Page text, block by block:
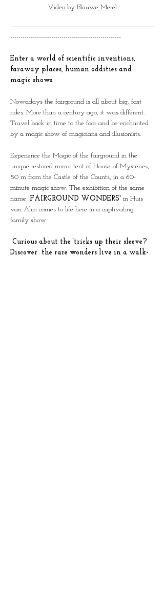
Video by Blauwe Merel
----------------------------------------------------------------------
------------------------------------------------------
Enter a world of scientific inventions,
faraway places, human oddities and
magic shows.
Nowadays the fairground is all about big, fast
rides. More than a century ago, it was different.
Travel back in time to the foor and be enchanted
by a magic show of magicians and illusionists.
Experience the Magic of the fairground in the
unique restored mirror tent of House of Mysteries,
50 m from the Castle of the Counts, in a 60-
minute magic show. The exhibition of the same
name 'FAIRGROUND WONDERS' in Huis
van Alijn comes to life here in a captivating
family show.
Discover  the rare wonders live in a walk-